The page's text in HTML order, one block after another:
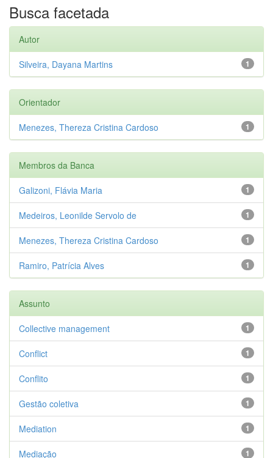
Busca facetada
Autor
1
Silveira, Dayana Martins
Orientador
1
Menezes, Thereza Cristina Cardoso
Membros da Banca
1
Galizoni, Flávia Maria
1
Medeiros, Leonilde Servolo de
1
Menezes, Thereza Cristina Cardoso
1
Ramiro, Patrícia Alves
Assunto
1
Collective management
1
Conflict
1
Conflito
1
Gestão coletiva
1
Mediation
1
Mediação